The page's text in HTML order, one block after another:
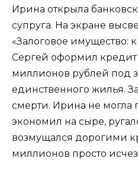
Ирина открыла
супруга. На экране
«Залоговое имущество:
Сергей оформил кредит
миллионов рублей под
единственного жилья.
смерти. Ирина не могла
экономил на сыре,
возмущался дорогими
миллионов просто